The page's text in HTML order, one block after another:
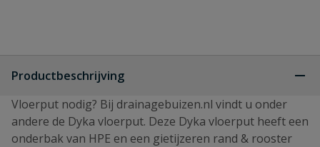
Productbeschrijving
Vloerput nodig? Bij drainagebuizen.nl vindt u onder
andere de Dyka vloerput. Deze Dyka vloerput heeft een
onderbak van HPE en een gietijzeren rand & rooster